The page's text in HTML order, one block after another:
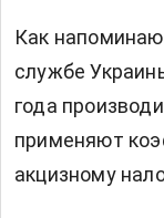
Как
службе
года
применяют
акцизному